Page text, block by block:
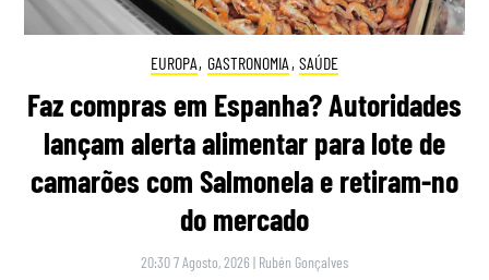
EUROPA, GASTRONOMIA , SAÚDE
Faz compras em Espanha? Autoridades
lançam alerta alimentar para lote de
camarões com Salmonela e retiram-no
do mercado
20:30 7 Agosto, 2026 | Rubén Gonçalves